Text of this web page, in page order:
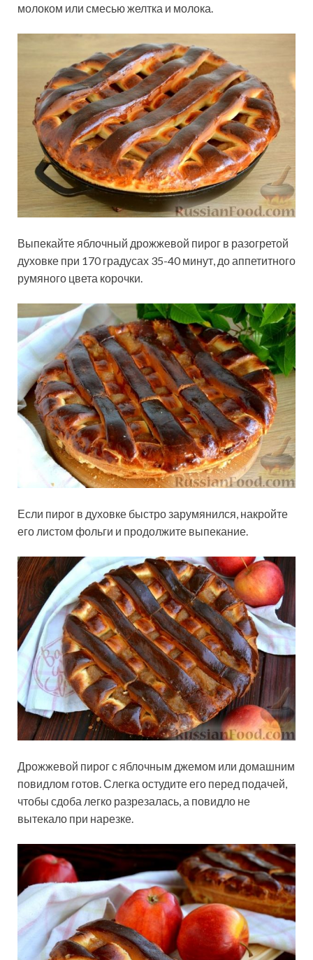
молоком или смесью желтка и молока.
Выпекайте яблочный дрожжевой пирог в разогретой
духовке при 170 градусах 35-40 минут, до аппетитного
румяного цвета корочки.
Если пирог в духовке быстро зарумянился, накройте
его листом фольги и продолжите выпекание.
Дрожжевой пирог с яблочным джемом или домашним
повидлом готов. Слегка остудите его перед подачей,
чтобы сдоба легко разрезалась, а повидло не
вытекало при нарезке.